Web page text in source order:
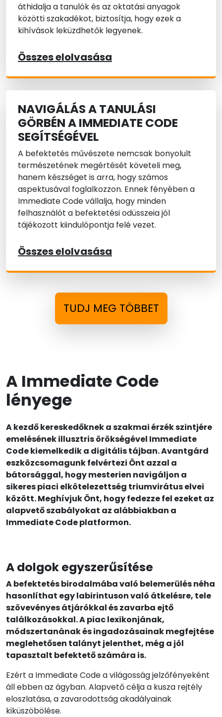
áthidalja a tanulók és az oktatási anyagok
közötti szakadékot, biztosítja, hogy ezek a
kihívások leküzdhetők legyenek.
Összes elolvasása
NAVIGÁLÁS A TANULÁSI
GÖRBÉN A IMMEDIATE CODE
SEGÍTSÉGÉVEL
A befektetés művészete nemcsak bonyolult
természetének megértését követeli meg,
hanem készséget is arra, hogy számos
aspektusával foglalkozzon. Ennek fényében a
Immediate Code vállalja, hogy minden
felhasználót a befektetési odüsszeia jól
tájékozott kiindulópontja felé vezet.
Összes elolvasása
TUDJ MEG TÖBBET
A Immediate Code
lényege
A kezdő kereskedőknek a szakmai érzék szintjére
emelésének illusztris örökségével Immediate
Code kiemelkedik a digitális tájban. Avantgárd
eszközcsomagunk felvértezi Önt azzal a
bátorsággal, hogy mesterien navigáljon a
sikeres piaci elkötelezettség triumvirátus elvei
között. Meghívjuk Önt, hogy fedezze fel ezeket az
alapvető szabályokat az alábbiakban a
Immediate Code platformon.
A dolgok egyszerűsítése
A befektetés birodalmába való belemerülés néha
hasonlíthat egy labirintuson való átkelésre, tele
szövevényes átjárókkal és zavarba ejtő
találkozásokkal. A piac lexikonjának,
módszertanának és ingadozásainak megfejtése
meglehetősen talányt jelenthet, még a jól
tapasztalt befektető számára is.
Ezért a Immediate Code a világosság jelzőfényeként
áll ebben az ágyban. Alapvető célja a kusza rejtély
eloszlatása, a zavarodottság akadályainak
kiküszöbölése.